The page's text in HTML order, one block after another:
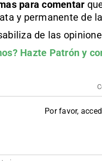
para comentar
y permanente de
de las
Hazte Patrón y
Por favor,